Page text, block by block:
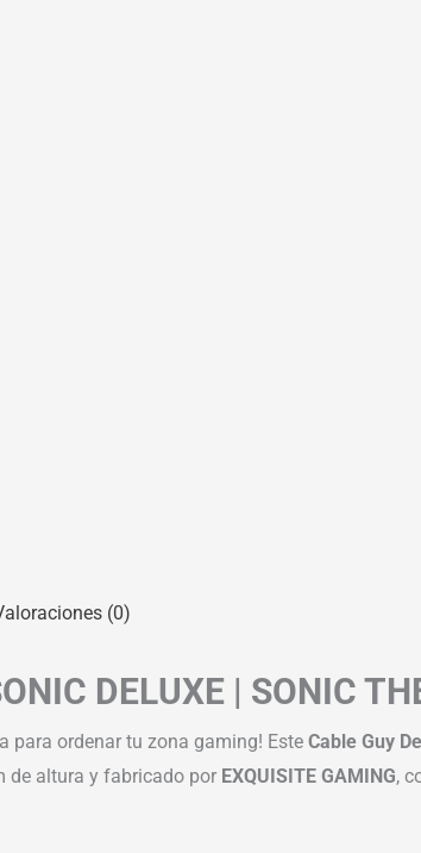
(0)
DELUXE | SONIC
para ordenar tu zona gaming! Este Cable Guy
de altura y fabricado por EXQUISITE GAMING,